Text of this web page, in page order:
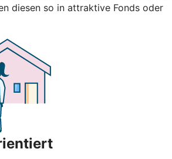
diesen so in attraktive Fonds oder